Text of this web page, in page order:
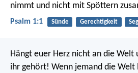
nimmt und nicht mit Spöttern
Psalm 1:1 Sünde Gerechtigkeit
Hängt euer Herz nicht an die Welt
ihr gehört! Wenn jemand die Welt